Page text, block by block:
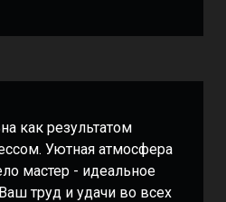
как результатом
Уютная атмосфера
мастер - идеальное
труд и удачи во всех